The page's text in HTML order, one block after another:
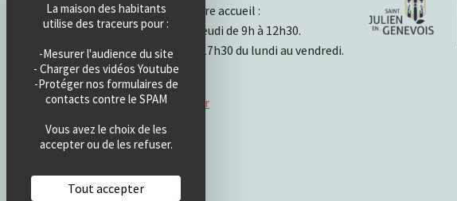
Horaires et fonctionnement de notre accueil :
- Ouvert physiquement du lundi au jeudi de 9h à 12h30.
- Par mail ou téléphone de 13h30 à 17h30 du lundi au vendredi.
Téléphone : 04 50 49 23 68
Email :info@maisondeshabitants.fr
La maison des habitants
utilise des traceurs pour :
-Mesurer l'audience du site
- Charger des vidéos Youtube
-Protéger nos formulaires de
contacts contre le SPAM
Vous avez le choix de les
accepter ou de les refuser.
Tout accepter